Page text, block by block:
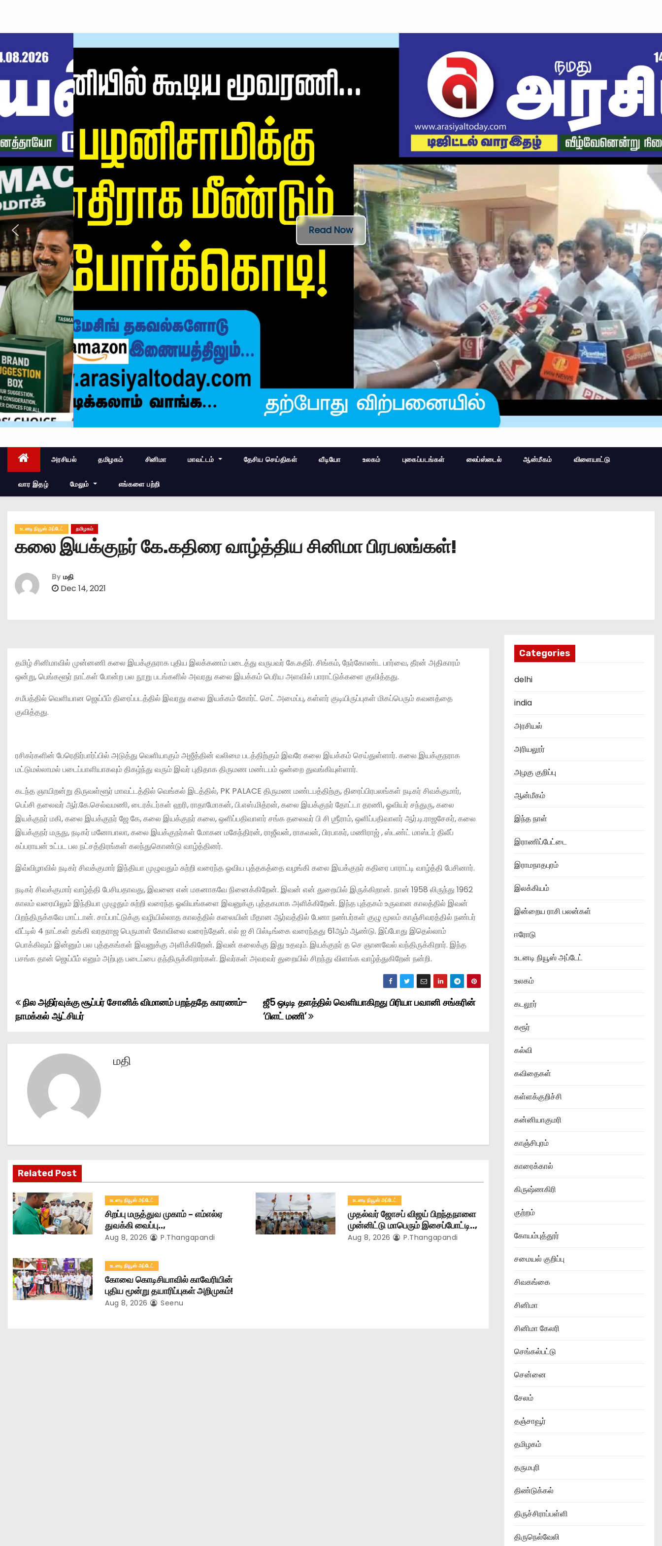
Read Now
அரசியல் தமிழகம் சினிமா மாவட்டம் தேசிய செய்திகள் வீடியோ உலகம் புகைப்படங்கள் லைப்ஸ்டைல் ஆன்மீகம் விளையாட்டு
வார இதழ் மேலும் எங்களை பற்றி
உடனடி நியூஸ் அப்டேட் தமிழகம்
கலை இயக்குநர் கே.கதிரை வாழ்த்திய சினிமா பிரபலங்கள்!
By மதி
Dec 14, 2021
தமிழ் சினிமாவில் முன்னணி கலை இயக்குநராக புதிய இலக்கணம் படைத்து வருபவர் கே.கதிர். சிங்கம், நேர்கோண்ட பார்வை, தீரன் அதிகாரம்
ஒன்று, பெங்களூர் நாட்கள் போன்ற பல நூறு படங்களில் அவரது கலை இயக்கம் பெரிய அளவில் பாராட்டுக்களை குவித்தது.
சமீபத்தில் வெளியான ஜெய்பீம் திரைப்படத்தில் இவரது கலை இயக்கம் கோர்ட் செட் அமைப்பு, கள்ளர் குடியிருப்புகள் மிகப்பெரும் கவனத்தை
குவித்தது.
ரசிகர்களின் பேரெதிர்பார்ப்பில் அடுத்து வெளியாகும் அஜீத்தின் வலிமை படத்திற்கும் இவரே கலை இயக்கம் செய்துள்ளார். கலை இயக்குநராக
மட்டுமல்லாமல் படைப்பாளியாகவும் திகழ்ந்து வரும் இவர் புதிதாக திருமண மண்டபம் ஒன்றை துவங்கியுள்ளார்.
கடந்த ஞாயிறன்று திருவள்ளூர் மாவட்டத்தில் வெங்கல் இடத்தில், PK PALACE திருமண மண்டபத்திற்கு, திரைப்பிரபலங்கள் நடிகர் சிவக்குமார்,
பெப்சி தலைவர் ஆர்.கே.செல்வமணி, டைரக்டர்கள் ஹரி, ராதாமோகன், பி.எஸ்.மித்ரன், கலை இயக்குநர் தோட்டா தரணி, ஓவியர் சந்துரு, கலை
இயக்குநர் மகி, கலை இயக்குநர் ஜே கே, கலை இயக்குநர் கலை, ஒளிப்பதிவாளர் சங்க தலைவர் பி சி ஶ்ரீராம், ஒளிப்பதிவாளர் ஆர்.டி.ராஜசேகர், கலை
இயக்குநர் மருது, நடிகர் மனோபாலா, கலை இயக்குநர்கள் மோகன மகேந்திரன், ராஜீவன், ராகவன், பிரபாகர், மணிராஜ் , ஸ்டண்ட் மாஸ்டர் திலீப்
சுப்பராயன் உட்பட பல நட்சத்திரங்கள் கலந்துகொண்டு வாழ்த்தினர்.
இவ்விழாவில் நடிகர் சிவக்குமார் இந்தியா முழுவதும் சுற்றி வரைந்த ஓவிய புத்தகத்தை வழங்கி கலை இயக்குநர் கதிரை பாராட்டி வாழ்த்தி பேசினார்.
நடிகர் சிவக்குமார் வாழ்த்தி பேசியதாவது, இவனை என் மகனாகவே நினைக்கிறேன். இவன் என் துறையில் இருக்கிறான். நான் 1958 லிருந்து 1962
காலம் வரையிலும் இந்தியா முழுதும் சுற்றி வரைந்த ஓவியங்களை இவனுக்கு புத்தகமாக அளிக்கிறேன். இந்த புத்தகம் உருவான காலத்தில் இவன்
பிறந்திருக்கவே மாட்டான். சாப்பாட்டுக்கு வழியில்லாத காலத்தில் கலையின் மீதான ஆர்வத்தில் பேனா நண்பர்கள் குழு மூலம் காஞ்சிவரத்தில் நண்பர்
வீட்டில் 4 நாட்கள் தங்கி வரதராஜ பெருமாள் கோவிலை வரைந்தேன். எல் ஐ சி பில்டிங்கை வரைந்தது 61ஆம் ஆண்டு. இப்போது இதெல்லாம்
பொக்கிஷம் இன்னும் பல புத்தகங்கள் இவனுக்கு அளிக்கிறேன். இவன் கலைக்கு இது உதவும். இயக்குநர் த செ ஞானவேல் வந்திருக்கிறார். இந்த
பசங்க தான் ஜெய்பீம் எனும் அற்புத படைப்பை தந்திருக்கிறார்கள். இவர்கள் அவரவர் துறையில் சிறந்து விளங்க வாழ்த்துகிறேன் நன்றி.
P
o
s
i
g
a
t
i
o
n
ஜீ5 ஒடிடி தளத்தில் வெளியாகிறது பிரியா பவானி சங்கரின்
‘பிளட் மணி’
நில அதிர்வுக்கு சூப்பர் சோனிக் விமானம் பறந்ததே காரணம்-
நாமக்கல் ஆட்சியர்
மதி
Related Post
உடனடி நியூஸ் அப்டேட்
சிறப்பு மருத்துவ முகாம் – எம்எல்ஏ
துவக்கி வைப்பு..,
Aug 8, 2026 P.Thangapandi
உடனடி நியூஸ் அப்டேட்
முதல்வர் ஜோசப் விஜய் பிறந்தநாளை
முன்னிட்டு மாபெரும் இசைப்போட்டி..,
Aug 8, 2026 P.Thangapandi
உடனடி நியூஸ் அப்டேட்
கோவை கொடிசியாவில் காவேரியின்
புதிய மூன்று தயாரிப்புகள் அறிமுகம்!
Aug 8, 2026 Seenu
Categories
delhi
india
அரசியல்
அரியலூர்
அழகு குறிப்பு
ஆன்மீகம்
இந்த நாள்
இராணிப்பேட்டை
இராமநாதபுரம்
இலக்கியம்
இன்றைய ராசி பலன்கள்
ஈரோடு
உடனடி நியூஸ் அப்டேட்
உலகம்
கடலூர்
கரூர்
கல்வி
கவிதைகள்
கள்ளக்குறிச்சி
கன்னியாகுமரி
காஞ்சிபுரம்
காரைக்கால்
கிருஷ்ணகிரி
குற்றம்
கோயம்புத்தூர்
சமையல் குறிப்பு
சிவகங்கை
சினிமா
சினிமா கேலரி
செங்கல்பட்டு
சென்னை
சேலம்
தஞ்சாவூர்
தமிழகம்
தருமபுரி
திண்டுக்கல்
திருச்சிராப்பள்ளி
திருநெல்வேலி